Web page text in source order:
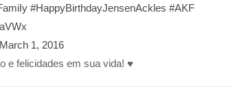
#HappyBirthdayJensenAckles #AKF
March 1, 2016
e felicidades em sua vida! ♥